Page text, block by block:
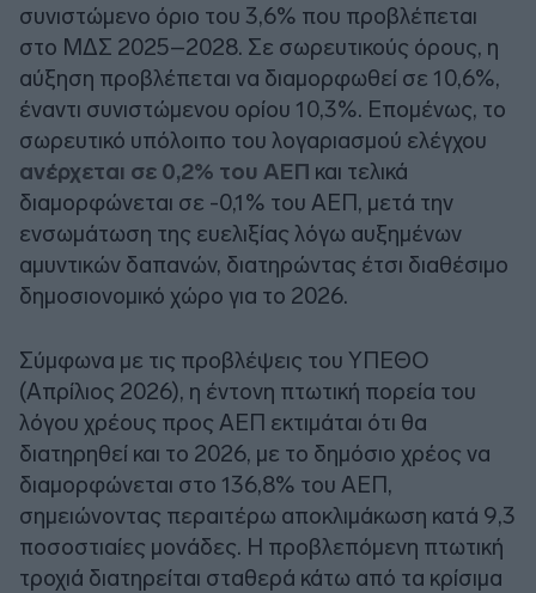
συνιστώμενο όριο του 3,6% που προβλέπεται
στο ΜΔΣ 2025–2028. Σε σωρευτικούς όρους, η
αύξηση προβλέπεται να διαμορφωθεί σε 10,6%,
έναντι συνιστώμενου ορίου 10,3%. Επομένως, το
σωρευτικό υπόλοιπο του λογαριασμού ελέγχου
ανέρχεται σε 0,2% του ΑΕΠ και τελικά
διαμορφώνεται σε -0,1% του ΑΕΠ, μετά την
ενσωμάτωση της ευελιξίας λόγω αυξημένων
αμυντικών δαπανών, διατηρώντας έτσι διαθέσιμο
δημοσιονομικό χώρο για το 2026.
Σύμφωνα με τις προβλέψεις του ΥΠΕΘΟ
(Απρίλιος 2026), η έντονη πτωτική πορεία του
λόγου χρέους προς ΑΕΠ εκτιμάται ότι θα
διατηρηθεί και το 2026, με το δημόσιο χρέος να
διαμορφώνεται στο 136,8% του ΑΕΠ,
σημειώνοντας περαιτέρω αποκλιμάκωση κατά 9,3
ποσοστιαίες μονάδες. Η προβλεπόμενη πτωτική
τροχιά διατηρείται σταθερά κάτω από τα κρίσιμα